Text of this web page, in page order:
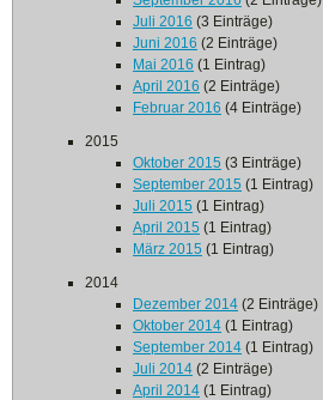
Juli 2016 (3 Einträge)
Juni 2016 (2 Einträge)
Mai 2016 (1 Eintrag)
April 2016 (2 Einträge)
Februar 2016 (4 Einträge)
2015
Oktober 2015 (3 Einträge)
September 2015 (1 Eintrag)
Juli 2015 (1 Eintrag)
April 2015 (1 Eintrag)
März 2015 (1 Eintrag)
2014
Dezember 2014 (2 Einträge)
Oktober 2014 (1 Eintrag)
September 2014 (1 Eintrag)
Juli 2014 (2 Einträge)
April 2014 (1 Eintrag)